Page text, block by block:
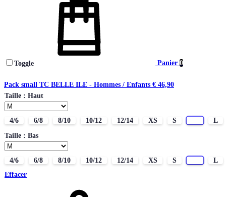
Panier 0
Toggle
Pack small TC BELLE ILE - Hommes / Enfants € 46,90
Taille : Haut
4/6 6/8 8/10 10/12 12/14 XS S
L
Taille : Bas
4/6 6/8 8/10 10/12 12/14 XS S
L
Effacer